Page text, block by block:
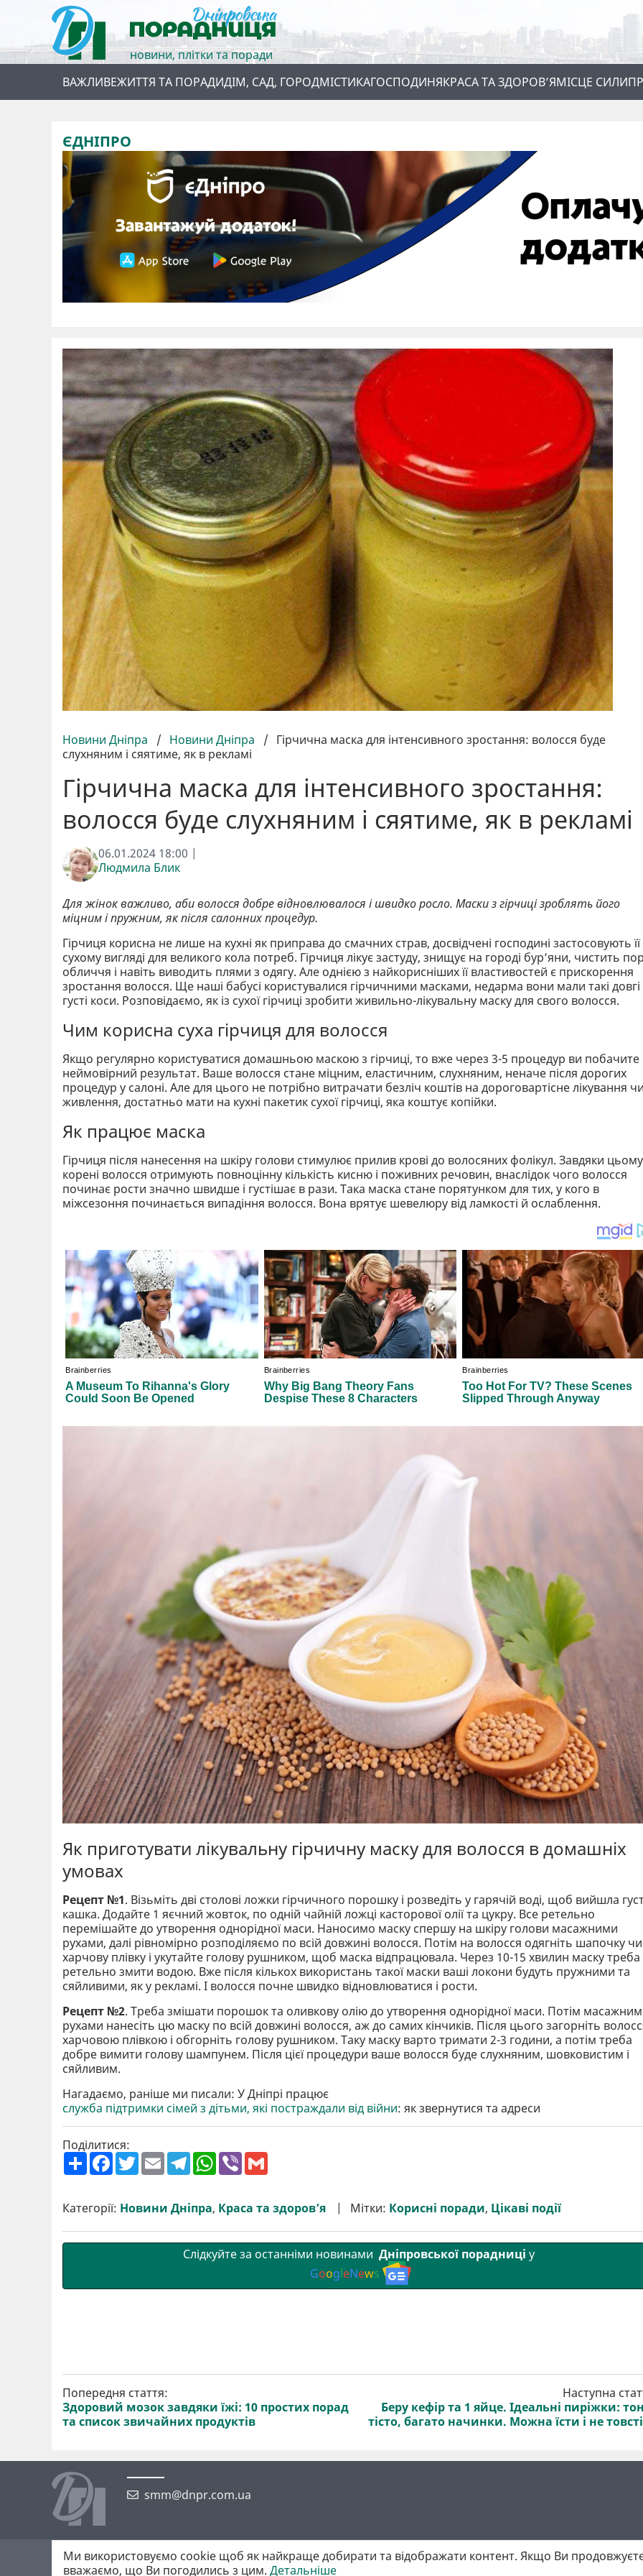
новини, плітки та поради
ВАЖЛИВЕЖИТТЯ ТА ПОРАДИДІМ, САД, ГОРОДМІСТИКАГОСПОДИНЯКРАСА ТА ЗДОРОВ’ЯМІСЦЕ СИЛИ
ЄДНІПРО
Новини Дніпра / Новини Дніпра / Гірчична маска для інтенсивного зростання: волосся буде
слухняним і сяятиме, як в рекламі
Гірчична маска для інтенсивного зростання:
волосся буде слухняним і сяятиме, як в рекламі
06.01.2024 18:00 |
Людмила Блик
Для жінок важливо, аби волосся добре відновлювалося і швидко росло. Маски з гірчиці зроблять його
міцним і пружним, як після салонних процедур.
Гірчиця корисна не лише на кухні як приправа до смачних страв, досвідчені господині застосовують її
сухому вигляді для великого кола потреб. Гірчиця лікує застуду, знищує на городі бур’яни, чистить
обличчя і навіть виводить плями з одягу. Але однією з найкорисніших її властивостей є прискорення
зростання волосся. Ще наші бабусі користувалися гірчичними масками, недарма вони мали такі
густі коси. Розповідаємо, як із сухої гірчиці зробити живильно-лікувальну маску для свого волосся.
Чим корисна суха гірчиця для волосся
Якщо регулярно користуватися домашньою маскою з гірчиці, то вже через 3-5 процедур ви побачите
неймовірний результат. Ваше волосся стане міцним, еластичним, слухняним, неначе після дорогих
процедур у салоні. Але для цього не потрібно витрачати безліч коштів на дороговартісне лікування
живлення, достатньо мати на кухні пакетик сухої гірчиці, яка коштує копійки.
Як працює маска
Гірчиця після нанесення на шкіру голови стимулює прилив крові до волосяних фолікул. Завдяки цьому
корені волосся отримують повноцінну кількість кисню і поживних речовин, внаслідок чого волосся
починає рости значно швидше і густішає в рази. Така маска стане порятунком для тих, у кого в
міжсезоння починається випадіння волосся. Вона врятує шевелюру від ламкості й ослаблення.
Як приготувати лікувальну гірчичну маску для волосся в домашніх
умовах
Рецепт №1. Візьміть дві столові ложки гірчичного порошку і розведіть у гарячій воді, щоб вийшла
кашка. Додайте 1 яєчний жовток, по одній чайній ложці касторової олії та цукру. Все ретельно
перемішайте до утворення однорідної маси. Наносимо маску спершу на шкіру голови масажними
рухами, далі рівномірно розподіляємо по всій довжині волосся. Потім на волосся одягніть шапочку чи
харчову плівку і укутайте голову рушником, щоб маска відпрацювала. Через 10-15 хвилин маску треба
ретельно змити водою. Вже після кількох використань такої маски ваші локони будуть пружними та
сяйливими, як у рекламі. І волосся почне швидко відновлюватися і рости.
Рецепт №2. Треба змішати порошок та оливкову олію до утворення однорідної маси. Потім
рухами нанесіть цю маску по всій довжині волосся, аж до самих кінчиків. Після цього загорніть
харчовою плівкою і обгорніть голову рушником. Таку маску варто тримати 2-3 години, а потім треба
добре вимити голову шампунем. Після цієї процедури ваше волосся буде слухняним, шовковистим і
сяйливим.
Нагадаємо, раніше ми писали: У Дніпрі працює
служба підтримки сімей з дітьми, які постраждали від війни: як звернутися та адреси
Поділитися:
П
о
р
и
F
a
b
o
T
w
t
e
E
m
l
T
e
g
r
W
h
s
A
V
r l
Категорії: Новини Дніпра, Краса та здоров’я Мітки: Корисні поради, Цікаві події
Слідкуйте за останніми новинами Дніпровської порадниці у
GoogleNews
Попередня стаття:
Здоровий мозок завдяки їжі: 10 простих порад
та список звичайних продуктів
Наступна
Беру кефір та 1 яйце. Ідеальні пиріжки:
тісто, багато начинки. Можна їсти і не
smm@dnpr.com.ua
©2026 https://dnpr.com.ua Дніпровська порадниця
Всі права захищені. При повному або частковому використанні матеріалів обов'язкове активне гіперпосилання у першому абзаці.
Ми використовуємо cookie щоб як найкраще добирати та відображати контент. Якщо Ви
вважаємо, що Ви погодились з цим. Детальніше